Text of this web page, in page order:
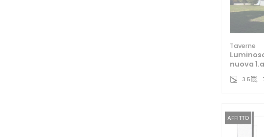
Taverne
nuova
3.5
AFFITTO